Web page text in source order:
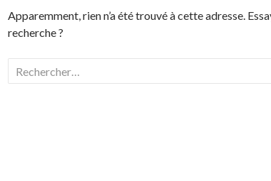
Apparemment, rien n’a été trouvé à cette adresse.
recherche ?
Rechercher :